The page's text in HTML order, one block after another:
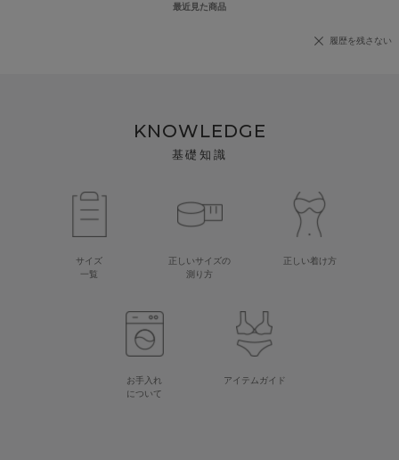
最近見た商品
履歴を残さない
KNOWLEDGE
基礎知識
サイズ
一覧
正しいサイズの
測り方
正しい着け方
お手入れ
について
アイテムガイド